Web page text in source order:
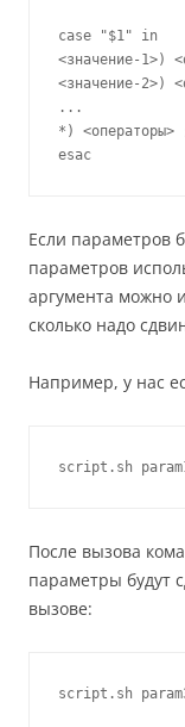
case "$1" in
<значение-1>)
<значение-2>)
...
*)
Если параметров
параметров
аргумента можно
сколько надо
Например, у нас
script.sh param1
После вызова
параметры будут
вызове:
script.sh